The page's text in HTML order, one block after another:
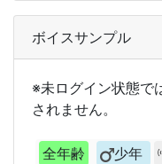
ボイスサンプル
※未ログイン状態で
されません。
全年齢 少年